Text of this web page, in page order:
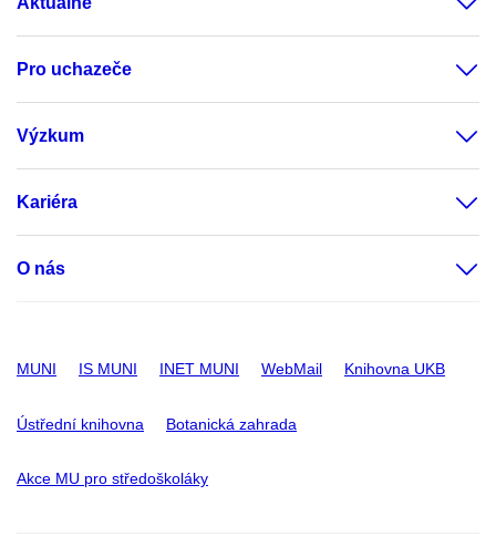
Pro uchazeče
Výzkum
Kariéra
O nás
MUNI IS MUNI INET MUNI WebMail Knihovna UKB
Ústřední knihovna Botanická zahrada
Akce MU pro středoškoláky